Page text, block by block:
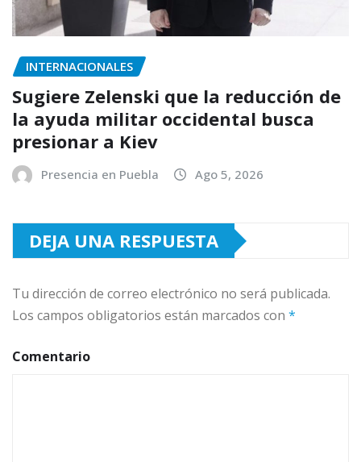
INTERNACIONALES
Sugiere Zelenski que la reducción de
la ayuda militar occidental busca
presionar a Kiev
Presencia en Puebla Ago 5, 2026
DEJA UNA RESPUESTA
Tu dirección de correo electrónico no será publicada.
Los campos obligatorios están marcados con *
Comentario